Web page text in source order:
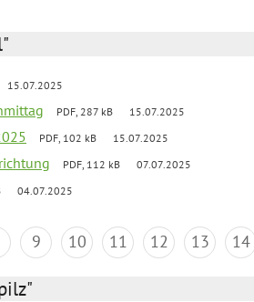
15.07.2025
PDF, 287 kB 15.07.2025
PDF, 102 kB 15.07.2025
PDF, 112 kB 07.07.2025
04.07.2025
9 10 11 12 13 14